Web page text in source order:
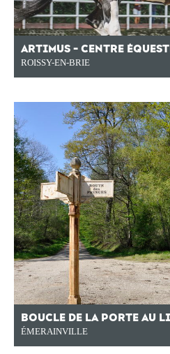
ARTIMUS - CENTRE
ROISSY-EN-BRIE
BOUCLE DE LA PORTE AU
ÉMERAINVILLE